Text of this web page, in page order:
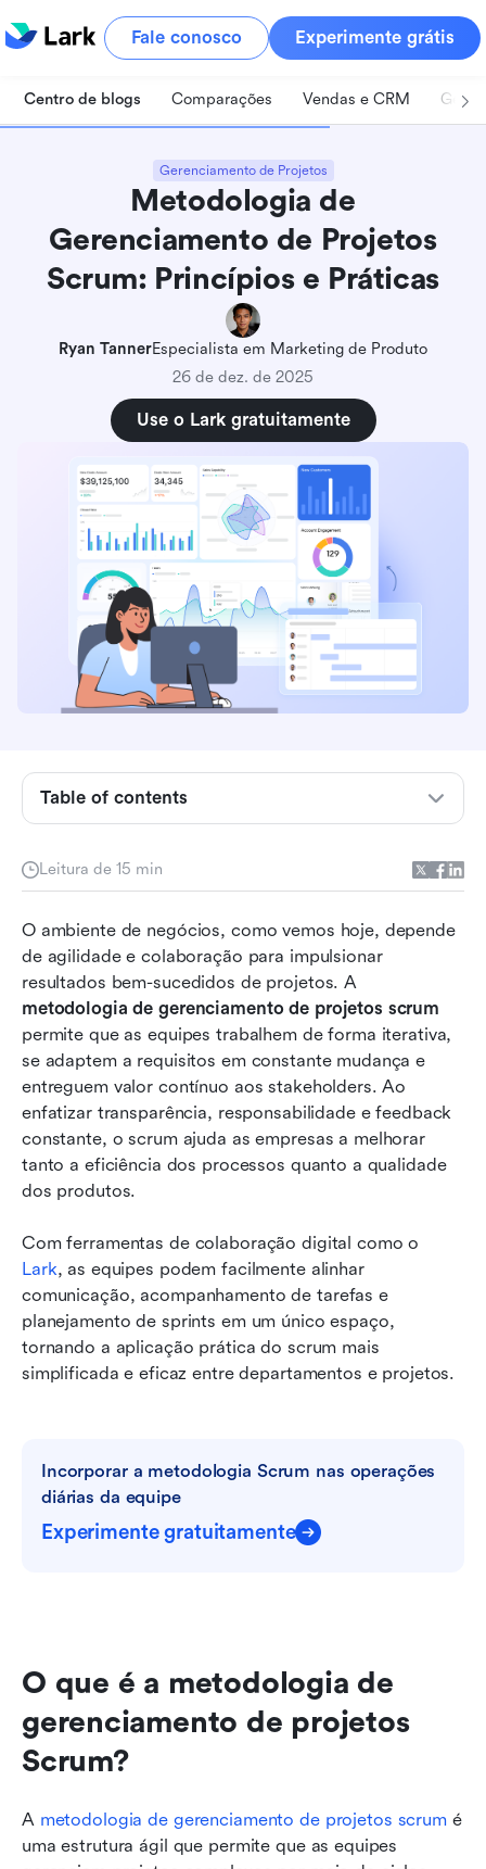
Fale conosco Experimente grátis
Centro de blogs Comparações Vendas e CRM
Gerenciamento de Projetos
Metodologia de
Gerenciamento de Projetos
Scrum: Princípios e Práticas
Ryan TannerEspecialista em Marketing de Produto
26 de dez. de 2025
Use o Lark gratuitamente
Leitura de 15 min
O ambiente de negócios, como vemos hoje, depende
de agilidade e colaboração para impulsionar
metodologia de gerenciamento de projetos scrum
permite que as equipes trabalhem de forma iterativa,
se adaptem a requisitos em constante mudança e
entreguem valor contínuo aos stakeholders. Ao
enfatizar transparência, responsabilidade e feedback
constante, o scrum ajuda as empresas a melhorar
tanto a eficiência dos processos quanto a qualidade
dos produtos.
Lark, as equipes podem facilmente alinhar
comunicação, acompanhamento de tarefas e
planejamento de sprints em um único espaço,
tornando a aplicação prática do scrum mais
simplificada e eficaz entre departamentos e projetos.
Incorporar a metodologia Scrum nas operações
diárias da equipe
Experimente gratuitamente
O que é a metodologia de
gerenciamento de projetos
Scrum?
A metodologia de gerenciamento de projetos scrum é
uma estrutura ágil que permite que as equipes
Table of contents
O que é a metodologia de gerenciamento de
projetos Scrum?
Como funciona a metodologia Scrum passo a
Funções na metodologia Scrum
como o Lark ajuda a superar
Gerencie com facilidade: experimente o Lark
como seu hub de metodologia scrum
Vantagens da metodologia Scrum
Conclusão
Perguntas frequentes
Leitura relacionada